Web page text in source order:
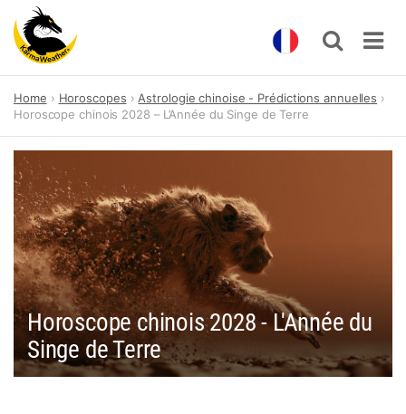
content
Home Horoscopes
Astrologie chinoise - Prédictions annuelles
Horoscope chinois 2028 – L’Année du Singe de Terre
Horoscope chinois 2028 - L'Année du
Singe de Terre